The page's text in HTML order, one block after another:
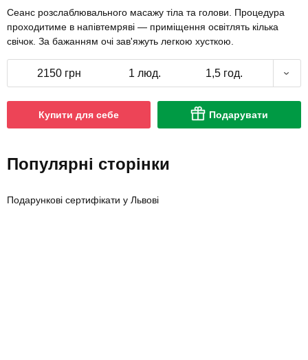
Сеанс розслаблювального масажу тіла та голови. Процедура
проходитиме в напівтемряві — приміщення освітлять кілька
свічок. За бажанням очі зав'яжуть легкою хусткою.
2150 грн 1 люд. 1,5 год.
Купити для себе Подарувати
Популярні сторінки
Подарункові сертифікати у Львові